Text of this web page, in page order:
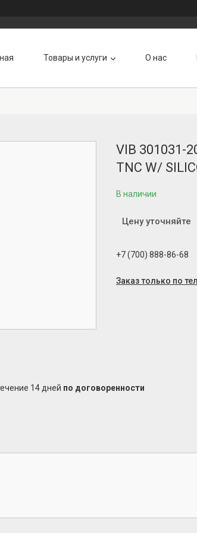
Товары и услуги О нас
VIB 301031-
TNC W/
В наличии
Цену уточняйте
+7 (700) 888-86-68
Заказ только по
14 дней по договоренности